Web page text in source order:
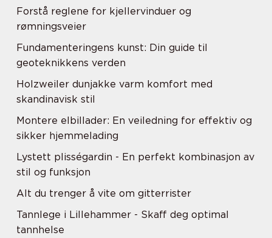
Forstå reglene for kjellervinduer og
rømningsveier
Fundamenteringens kunst: Din guide til
geoteknikkens verden
Holzweiler dunjakke varm komfort med
skandinavisk stil
Montere elbillader: En veiledning for effektiv og
sikker hjemmelading
Lystett plisségardin - En perfekt kombinasjon av
stil og funksjon
Alt du trenger å vite om gitterrister
Tannlege i Lillehammer - Skaff deg optimal
tannhelse